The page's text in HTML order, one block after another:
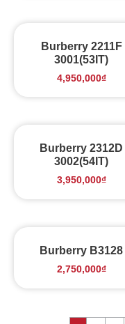
Burberry 2211F
3001(53IT)
4,950,000₫
Burberry 2312D
3002(54IT)
3,950,000₫
Burberry B3128
2,750,000₫